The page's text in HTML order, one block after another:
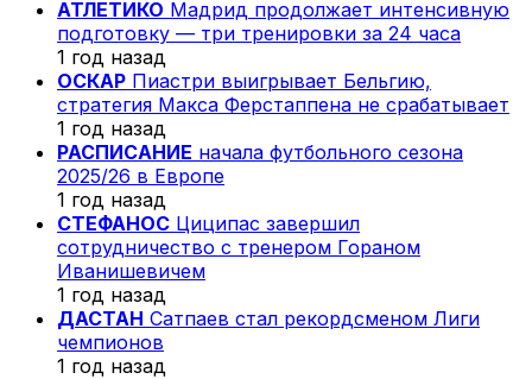
АТЛЕТИКО Мадрид продолжает интенсивную
подготовку — три тренировки за 24 часа
1 год назад
ОСКАР Пиастри выигрывает Бельгию,
стратегия Макса Ферстаппена не срабатывает
1 год назад
РАСПИСАНИЕ начала футбольного сезона
2025/26 в Европе
1 год назад
СТЕФАНОС Циципас завершил
сотрудничество с тренером Гораном
Иванишевичем
1 год назад
ДАСТАН Сатпаев стал рекордсменом Лиги
чемпионов
1 год назад